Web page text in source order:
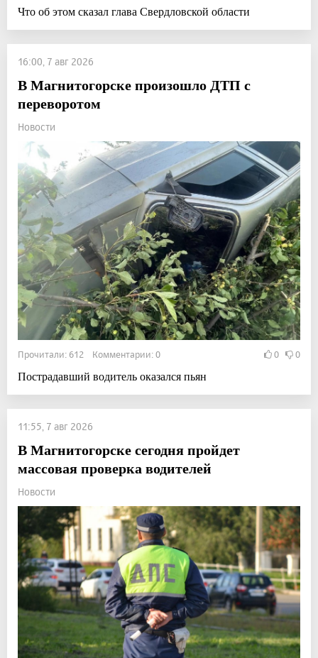
Что об этом сказал глава Свердловской области
16:00, 7 авг 2026
В Магнитогорске произошло ДТП с
переворотом
Новости
Прочитали: 612 Комментарии: 0 0 0
Пострадавший водитель оказался пьян
11:55, 7 авг 2026
В Магнитогорске сегодня пройдет
массовая проверка водителей
Новости